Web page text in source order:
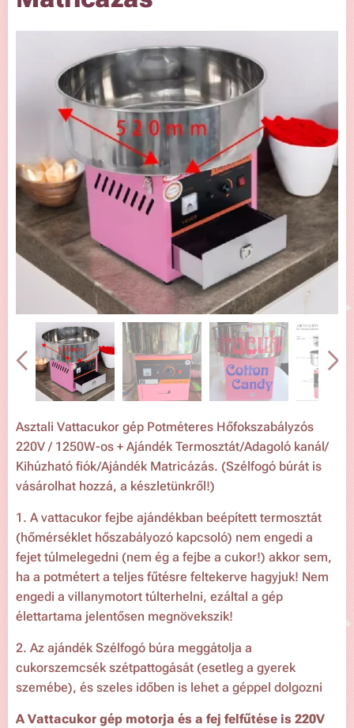
Asztali Vattacukor gép Potméteres Hőfokszabályzós
220V / 1250W-os + Ajándék Termosztát/Adagoló kanál/
Kihúzható fiók/Ajándék Matricázás. (Szélfogó búrát is
vásárolhat hozzá, a készletünkről!)
1. A vattacukor fejbe ajándékban beépített termosztát
(hőmérséklet hőszabályozó kapcsoló) nem engedi a
fejet túlmelegedni (nem ég a fejbe a cukor!) akkor sem,
ha a potmétert a teljes fűtésre feltekerve hagyjuk! Nem
engedi a villanymotort túlterhelni, ezáltal a gép
élettartama jelentősen megnövekszik!
2. Az ajándék Szélfogó búra meggátolja a
cukorszemcsék szétpattogását (esetleg a gyerek
szemébe), és szeles időben is lehet a géppel dolgozni
A Vattacukor gép motorja és a fej felfűtése is 220V